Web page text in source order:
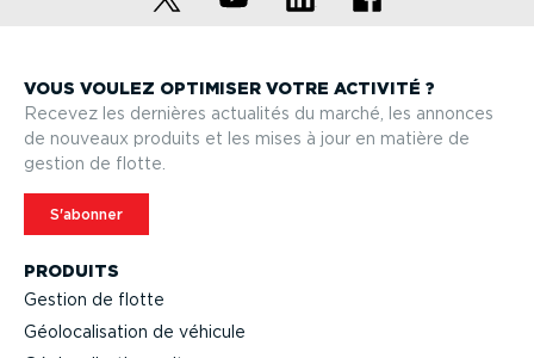
PRODUITS
Gestion de flotte
Géolo­ca­li­sation de véhicule
VOUS VOULEZ OPTIMISER VOTRE ACTIVITÉ ?
Recevez les dernières actualités du marché, les annonces
de nouveaux produits et les mises à jour en matière de
gestion de flotte.
S'abonner